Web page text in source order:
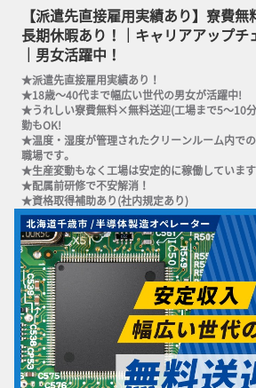
【派遣先直接雇用実績あり】寮費
長期休暇あり！｜キャリアアップチ
｜男女活躍中！
★派遣先直接雇用実績あり！
★18歳～40代まで幅広い世代の男女が活躍中!
★うれしい寮費無料×無料送迎(工場まで5～10
勤もOK!
★温度・湿度が管理されたクリーンルーム内で
職場です。
★生産変動もなく工場は安定的に稼働していま
★配属前研修で不安解消！
★資格取得補助あり(社内規定あり)